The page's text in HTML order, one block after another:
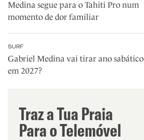
Medina segue para o Tahiti Pro num
momento de dor familiar
SURF
Gabriel Medina vai tirar ano sabático
em 2027?
Traz a Tua Praia
Para o Telemóvel